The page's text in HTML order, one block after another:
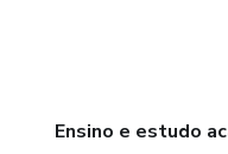
Ensino e estudo